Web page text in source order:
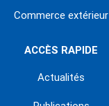
Commerce extérieur
ACCÈS RAPIDE
Actualités